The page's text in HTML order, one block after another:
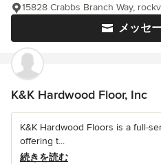
メッセ
15828 Crabbs Branch Way,
K&K Hardwood Floor, Inc
K&K Hardwood Floors is a full-
offering t...
続きを読む